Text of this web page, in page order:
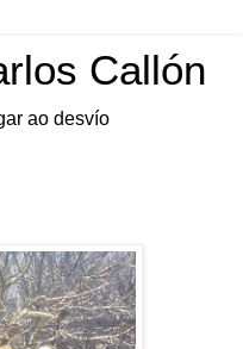
Callón
ao desvío